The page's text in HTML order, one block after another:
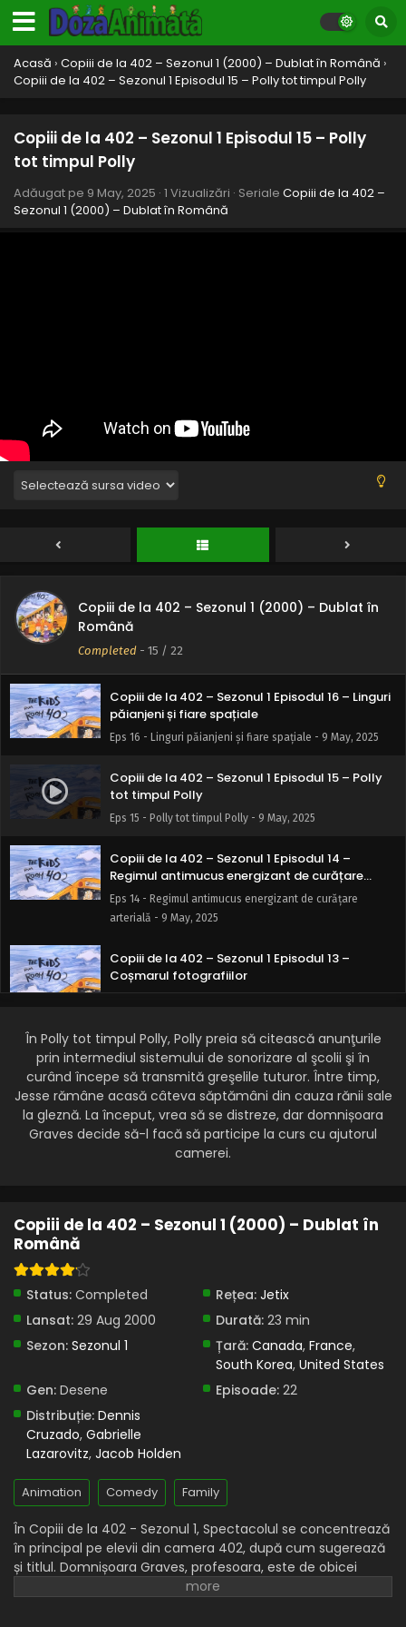
Acasă › Copiii de la 402 – Sezonul 1 (2000) – Dublat în Română ›
Copiii de la 402 – Sezonul 1 Episodul 15 – Polly tot timpul Polly
Copiii de la 402 – Sezonul 1 Episodul 15 – Polly
tot timpul Polly
Adăugat pe 9 May, 2025 · 1 Vizualizări · Seriale Copiii de la 402 –
Sezonul 1 (2000) – Dublat în Română
Copiii de la 402 – Sezonul 1 (2000) – Dublat în
Română
Completed - 15 / 22
Copiii de la 402 – Sezonul 1 Episodul 22 – Bing
Eps 20 - Puiuțul doamnei McCoy - 9 May, 2025
Copiii de la 402 – Sezonul 1 Episodul 19 –
Trebuie să fie un ponei
Copiii de la 402 – Sezonul 1 Episodul 18 – Soi rău
Copiii de la 402 – Sezonul 1 Episodul 17 – Mercur
e retrograd
Eps 17 - Mercur e retrograd - 9 May, 2025
Copiii de la 402 – Sezonul 1 Episodul 16 – Linguri
păianjeni și fiare spațiale
Eps 16 - Linguri păianjeni și fiare spațiale - 9 May, 2025
Copiii de la 402 – Sezonul 1 Episodul 15 – Polly
tot timpul Polly
Eps 15 - Polly tot timpul Polly - 9 May, 2025
Copiii de la 402 – Sezonul 1 Episodul 14 –
Regimul antimucus energizant de curățare
arterială
Eps 14 - Regimul antimucus energizant de curățare
arterială - 9 May, 2025
Copiii de la 402 – Sezonul 1 Episodul 13 –
Coșmarul fotografiilor
Copiii de la 402 – Sezonul 1 Episodul 12 – Peste
râu prin mlaștină
Eps 12 - Peste râu prin mlaștină - 9 May, 2025
Copiii de la 402 – Sezonul 1 Episodul 11 – Fata
din balonul de plastic
Eps 11 - Fata din balonul de plastic - 9 May, 2025
Milogul
pe gratis
Eps 9 - Prânz pe gratis - 9 May, 2025
Copiii de la 402 – Sezonul 1 Episodul 8 –
2025
Copiii de la 402 – Sezonul 1 Episodul 7 – Va
merge frigiderul?
Eps 7 - Va merge frigiderul? - 9 May, 2025
Copiii de la 402 – Sezonul 1 Episodul 6 – Rinichi
timizi
Eps 6 - Rinichi timizi - 9 May, 2025
În Polly tot timpul Polly, Polly preia să citească anunţurile
prin intermediul sistemului de sonorizare al şcolii şi în
curând începe să transmită greşelile tuturor. Între timp,
Jesse rămâne acasă câteva săptămâni din cauza rănii sale
la gleznă. La început, vrea să se distreze, dar domnișoara
Graves decide să-l facă să participe la curs cu ajutorul
camerei.
Copiii de la 402 – Sezonul 1 (2000) – Dublat în
Română
Status: Completed Rețea: Jetix
Lansat: 29 Aug 2000 Durată: 23 min
Sezon: Sezonul 1 Țară: Canada, France,
South Korea, United States
Gen: Desene Episoade: 22
Distribuție: Dennis
Cruzado, Gabrielle
Lazarovitz, Jacob Holden
Animation Comedy Family
În Copiii de la 402 - Sezonul 1, Spectacolul se concentrează
în principal pe elevii din camera 402, după cum sugerează
și titlul. Domnișoara Graves, profesoara, este de obicei
prezentată ca un interlocutor în problemele și nedreptățile